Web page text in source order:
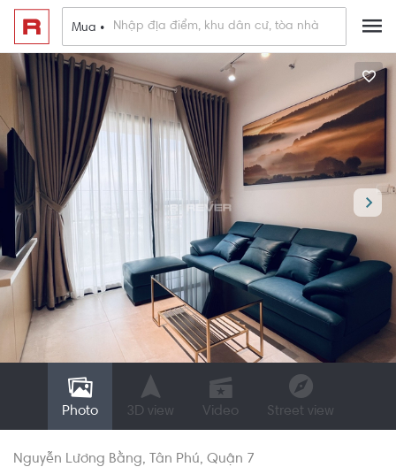
Mua •
Photo 3D view Video Street view
Nguyễn Lương Bằng Tân Phú Quận 7